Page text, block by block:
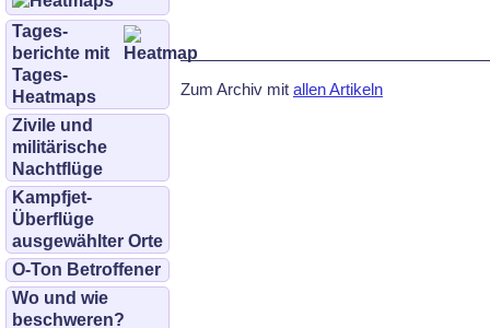
Tages­
berichte mit
Tages-
Heatmaps
Zivile und
militärische
Nachtflüge
Kampfjet-
Überflüge
ausgewählter Orte
O-Ton Betroffener
Wo und wie
beschweren?
Zum Archiv mit allen Artikeln